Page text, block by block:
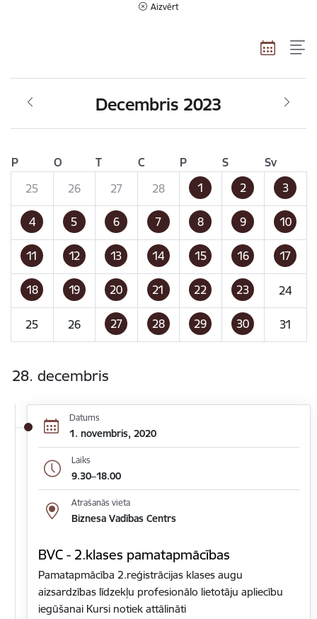
Aizvērt
Decembris 2023
P O T C P S
Sv
25
26 27 28 1 2 3
4 5 6 7 8 9 10
11 12 13 14 15 16 17
18 19 20 21 22 23 24
25 26 27 28 29 30 31
28. decembris
Datums
1. novembris, 2020
Laiks
9.30–18.00
Atrašanās vieta
Biznesa Vadības Centrs
BVC - 2.klases pamatapmācības
Pamatapmācība 2.reģistrācijas klases augu
aizsardzības līdzekļu profesionālo lietotāju apliecību
iegūšanai Kursi notiek attālināti